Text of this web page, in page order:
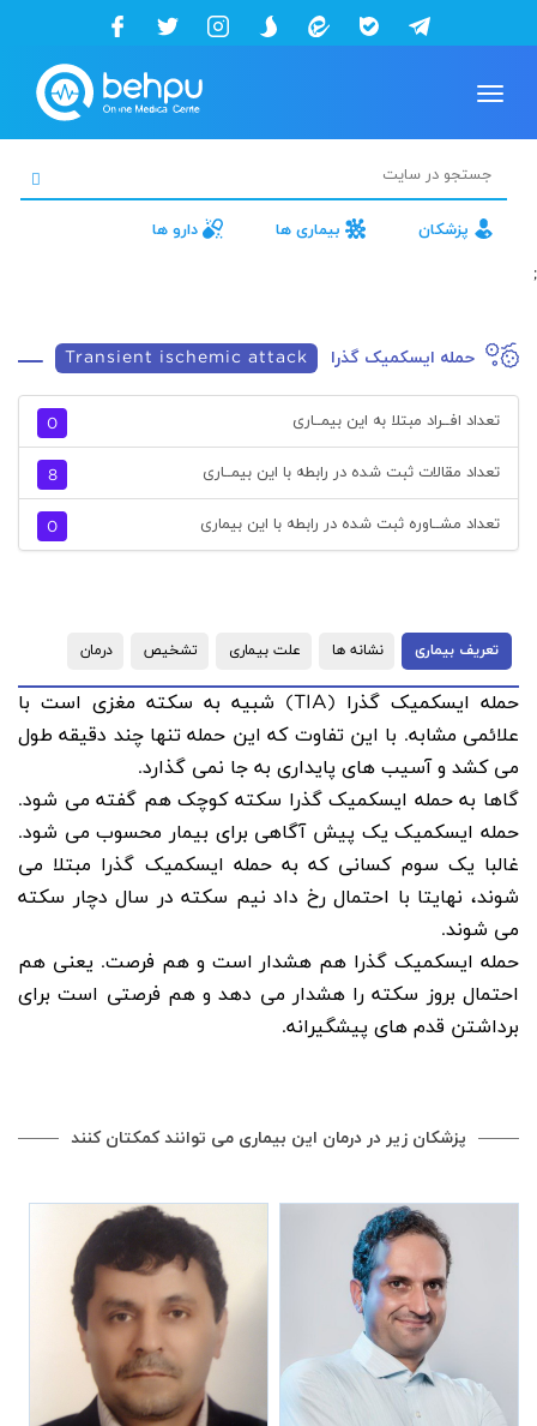
Toggle
پزشکان بیماری ها دارو ها
;
حمله ایسکمیک گذرا Transient ischemic attack
تعداد افــراد مبتلا به این بیمــاری 0
تعداد مقالات ثبت شده در رابطه با این بیمــاری 8
تعداد مشــاوره ثبت شده در رابطه با این بیماری 0
تعریف بیماری نشانه ها علت بیماری تشخیص درمان
حمله ایسکمیک گذرا (TIA) شبیه به سکته مغزی است با
علائمی مشابه. با این تفاوت که این حمله تنها چند دقیقه طول
می کشد و آسیب های پایداری به جا نمی گذارد.
گاها به حمله ایسکمیک گذرا سکته کوچک هم گفته می شود.
حمله ایسکمیک یک پیش آگاهی برای بیمار محسوب می شود.
غالبا یک سوم کسانی که به حمله ایسکمیک گذرا مبتلا می
شوند، نهایتا با احتمال رخ داد نیم سکته در سال دچار سکته
می شوند.
حمله ایسکمیک گذرا هم هشدار است و هم فرصت. یعنی هم
احتمال بروز سکته را هشدار می دهد و هم فرصتی است برای
برداشتن قدم های پیشگیرانه.
پزشکان زیر در درمان این بیماری می توانند کمکتان کنند